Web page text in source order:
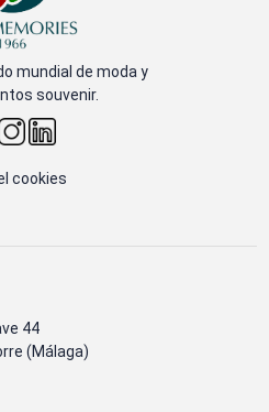
mundial de moda y
souvenir.
cookies
44
(Málaga)